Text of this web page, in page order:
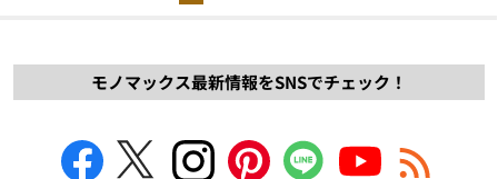
モノマックス最新情報をSNSでチェック！